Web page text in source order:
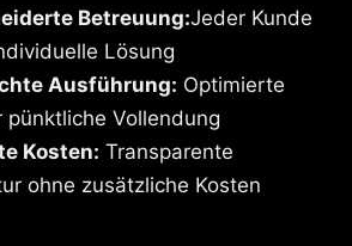
Betreuung:Jeder Kunde
Lösung
Ausführung: Optimierte
pünktliche Vollendung
Kosten: Transparente
ohne zusätzliche Kosten